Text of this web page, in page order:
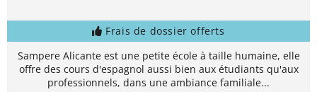
Frais de dossier offerts
Sampere Alicante est une petite école à taille humaine, elle
offre des cours d'espagnol aussi bien aux étudiants qu'aux
professionnels, dans une ambiance familiale...